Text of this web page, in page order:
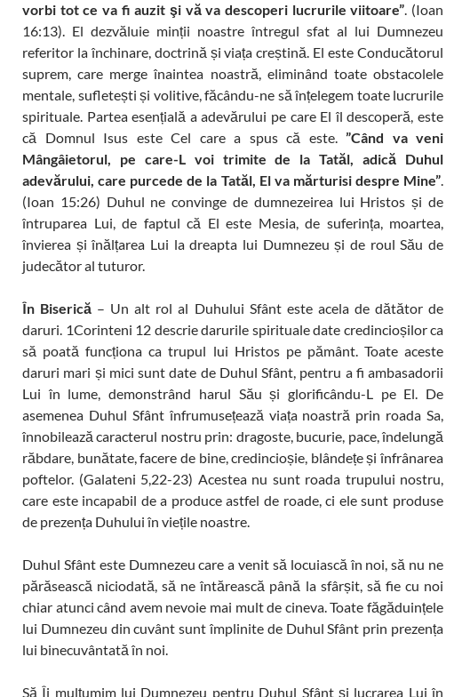
vorbi tot ce va fi auzit şi vă va descoperi lucrurile viitoare”. (Ioan
16:13). El dezvăluie minții noastre întregul sfat al lui Dumnezeu
referitor la închinare, doctrină și viața creștină. El este Conducătorul
suprem, care merge înaintea noastră, eliminând toate obstacolele
mentale, sufletești și volitive, făcându-ne să înțelegem toate lucrurile
spirituale. Partea esențială a adevărului pe care El îl descoperă, este
că Domnul Isus este Cel care a spus că este. ”Când va veni
Mângâietorul, pe care-L voi trimite de la Tatăl, adică Duhul
adevărului, care purcede de la Tatăl, El va mărturisi despre Mine”.
(Ioan 15:26) Duhul ne convinge de dumnezeirea lui Hristos și de
întruparea Lui, de faptul că El este Mesia, de suferința, moartea,
învierea și înălțarea Lui la dreapta lui Dumnezeu și de roul Său de
judecător al tuturor.
În Biserică – Un alt rol al Duhului Sfânt este acela de dătător de
daruri. 1Corinteni 12 descrie darurile spirituale date credincioșilor ca
să poată funcționa ca trupul lui Hristos pe pământ. Toate aceste
daruri mari și mici sunt date de Duhul Sfânt, pentru a fi ambasadorii
Lui în lume, demonstrând harul Său și glorificându-L pe El. De
asemenea Duhul Sfânt înfrumusețează viața noastră prin roada Sa,
înnobilează caracterul nostru prin: dragoste, bucurie, pace, îndelungă
răbdare, bunătate, facere de bine, credincioșie, blândețe și înfrânarea
poftelor. (Galateni 5,22-23) Acestea nu sunt roada trupului nostru,
care este incapabil de a produce astfel de roade, ci ele sunt produse
de prezența Duhului în viețile noastre.
Duhul Sfânt este Dumnezeu care a venit să locuiască în noi, să nu ne
părăsească niciodată, să ne întărească până la sfârșit, să fie cu noi
chiar atunci când avem nevoie mai mult de cineva. Toate făgăduințele
lui Dumnezeu din cuvânt sunt împlinite de Duhul Sfânt prin prezența
lui binecuvântată în noi.
Să Îi mulțumim lui Dumnezeu pentru Duhul Sfânt și lucrarea Lui în